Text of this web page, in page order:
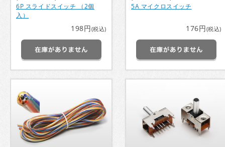
6P スライドスイッチ （2個
入）
198円(税込)
5A マイクロスイッチ
176円(税込)